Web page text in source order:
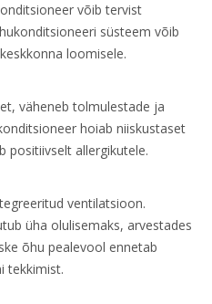
võib tervist
süsteem võib
loomisele.
väheneb tolmulestade ja
hoiab niiskustaset
positiivselt allergikutele.
ventilatsioon.
üha olulisemaks, arvestades
õhu pealevool ennetab
tekkimist.